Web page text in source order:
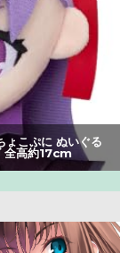
ｗｗ
っちゃ可愛く
者絶望、銀行
ても売上金額
期待されたほ
こぷに ぬいぐる
全高約17cm